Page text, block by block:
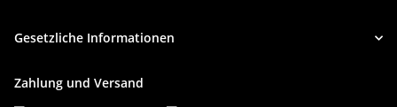
Gesetzliche Informationen
Zahlung und Versand